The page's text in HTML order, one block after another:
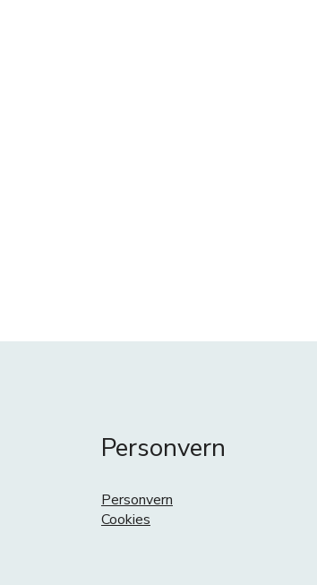
Personvern
Personvern
Cookies